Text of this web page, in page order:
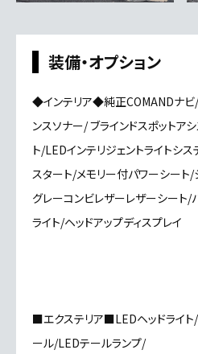
装備・オプション
◆インテリア◆純正COMANDナビ
ンスソナー/ ブラインドスポットア
ト/LEDインテリジェントライトシ
スタート/メモリー付パワーシー
グレーコンビレザーレザーシート/
ライト/ヘッドアップディスプレイ
■エクステリア■LEDヘッドライト
ール/LEDテールランプ/